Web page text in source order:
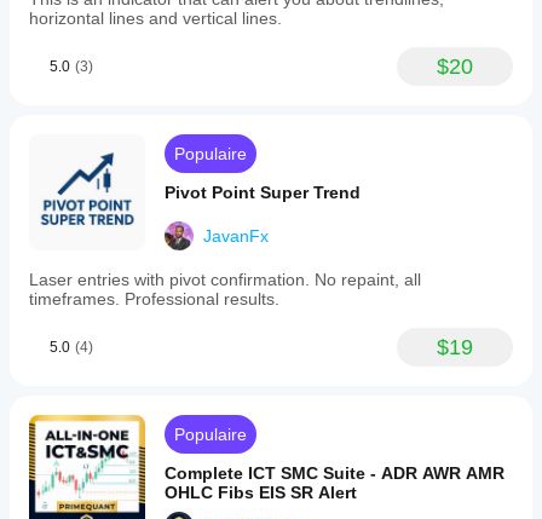
horizontal lines and vertical lines.
5.0 (3) $20
Populaire
Pivot Point Super Trend
JavanFx
Laser entries with pivot confirmation. No repaint, all
timeframes. Professional results.
5.0 (4) $19
Populaire
Complete ICT SMC Suite - ADR AWR AMR
OHLC Fibs EIS SR Alert